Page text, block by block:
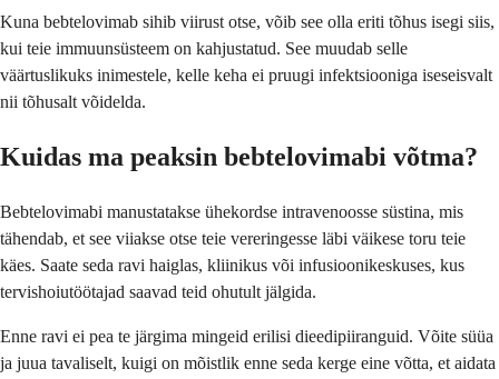
Kuna bebtelovimab sihib viirust otse, võib see olla eriti tõhus isegi siis,
kui teie immuunsüsteem on kahjustatud. See muudab selle
väärtuslikuks inimestele, kelle keha ei pruugi infektsiooniga iseseisvalt
nii tõhusalt võidelda.
Kuidas ma peaksin bebtelovimabi võtma?
Bebtelovimabi manustatakse ühekordse intravenoosse süstina, mis
tähendab, et see viiakse otse teie vereringesse läbi väikese toru teie
käes. Saate seda ravi haiglas, kliinikus või infusioonikeskuses, kus
tervishoiutöötajad saavad teid ohutult jälgida.
Enne ravi ei pea te järgima mingeid erilisi dieedipiiranguid. Võite süüa
ja juua tavaliselt, kuigi on mõistlik enne seda kerge eine võtta, et aidata